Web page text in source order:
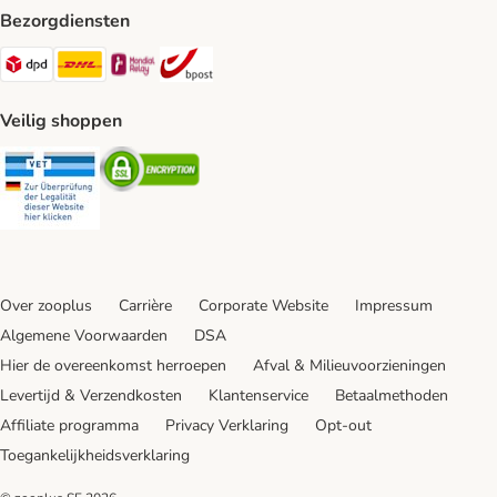
Bezorgdiensten
Dpd Shipping Method
DHL Shipping Method
Mondial Relay Shipping Method
Veilig shoppen
Security Security
Over zooplus Carrière Corporate Website
Impressum
Algemene Voorwaarden
DSA
Hier de overeenkomst herroepen
Afval & Milieuvoorzieningen
Levertijd & Verzendkosten
Klantenservice
Betaalmethoden
Affiliate programma
Privacy Verklaring
Opt-out
Toegankelijkheidsverklaring